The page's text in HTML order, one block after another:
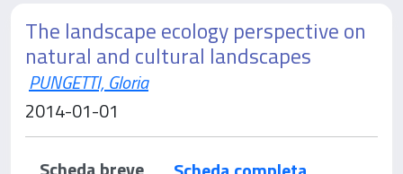
The landscape ecology perspective on
natural and cultural landscapes
PUNGETTI, Gloria
2014-01-01